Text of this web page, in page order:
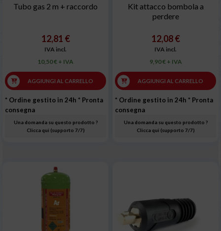
Tubo gas 2 m + raccordo
12,81 €
IVA incl.
10,50 € + IVA
AGGIUNGI AL CARRELLO
* Ordine gestito in 24h * Pronta
consegna
Una domanda su questo prodotto ?
Clicca qui (supporto 7/7)
Kit attacco bombola a
perdere
12,08 €
IVA incl.
9,90 € + IVA
AGGIUNGI AL CARRELLO
* Ordine gestito in 24h * Pronta
consegna
Una domanda su questo prodotto ?
Clicca qui (supporto 7/7)